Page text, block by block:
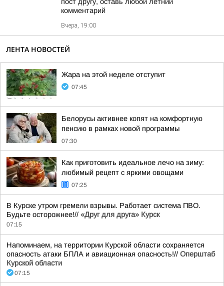
комментарий
Вчера, 19:00
ЛЕНТА НОВОСТЕЙ
Жара на этой неделе отступит
07:45
Белорусы активнее копят на комфортную
пенсию в рамках новой программы
07:30
Как приготовить идеальное лечо на зиму:
любимый рецепт с яркими овощами
07:25
В Курске утром гремели взрывы. Работает система ПВО.
Будьте осторожнее!// «Друг для друга» Курск
07:15
Напоминаем, на территории Курской области сохраняется
опасность атаки БПЛА и авиационная опасность!// Оперштаб
Курской области
07:15